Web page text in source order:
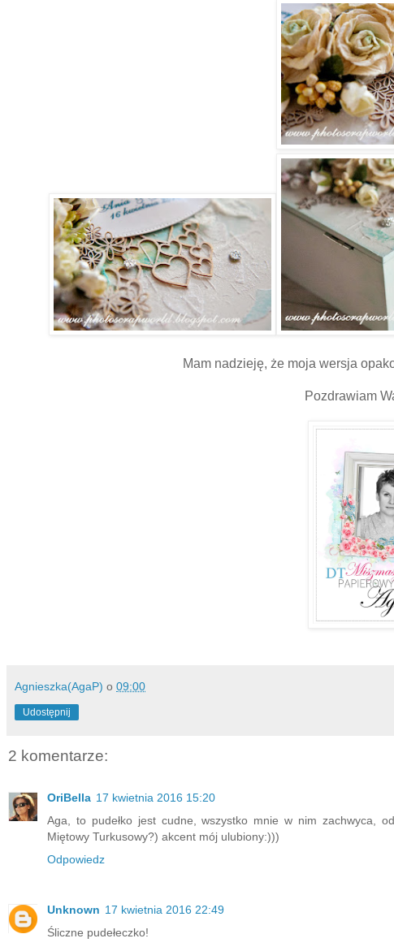
Mam nadzieję, że moja wersja
Pozdrawiam
Agnieszka(AgaP) o 09:00
Udostępnij
2 komentarze:
OriBella 17 kwietnia 2016 15:20
Aga, to pudełko jest cudne, wszystko mnie w nim zachwyca,
Miętowy Turkusowy?) akcent mój ulubiony:)))
Odpowiedz
Unknown 17 kwietnia 2016 22:49
Śliczne pudełeczko!